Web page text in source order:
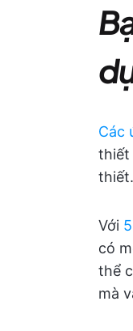
Các
thiết
thiết.
Với
có
thể
mà